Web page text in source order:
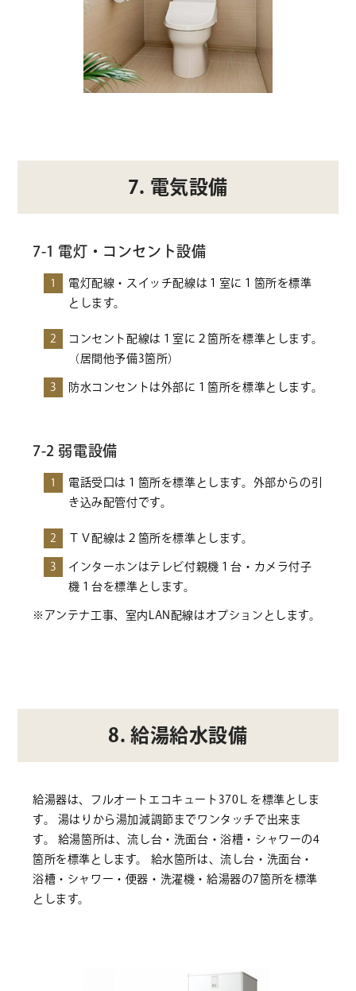
7. 電気設備
7-1 電灯・コンセント設備
1
電灯配線・スイッチ配線は１室に１箇所を標準
とします。
2
コンセント配線は１室に２箇所を標準とします。
（居間他予備3箇所）
3 防水コンセントは外部に１箇所を標準とします。
7-2 弱電設備
1
電話受口は１箇所を標準とします。外部からの引
き込み配管付です。
2 ＴＶ配線は２箇所を標準とします。
3
インターホンはテレビ付親機１台・カメラ付子
機１台を標準とします。
※アンテナ工事、室内LAN配線はオプションとします。
8. 給湯給水設備
給湯器は、フルオートエコキュート370Ｌを標準としま
す。 湯はりから湯加減調節までワンタッチで出来ま
す。 給湯箇所は、流し台・洗面台・浴槽・シャワーの4
箇所を標準とします。 給水箇所は、流し台・洗面台・
浴槽・シャワー・便器・洗濯機・給湯器の7箇所を標準
とします。